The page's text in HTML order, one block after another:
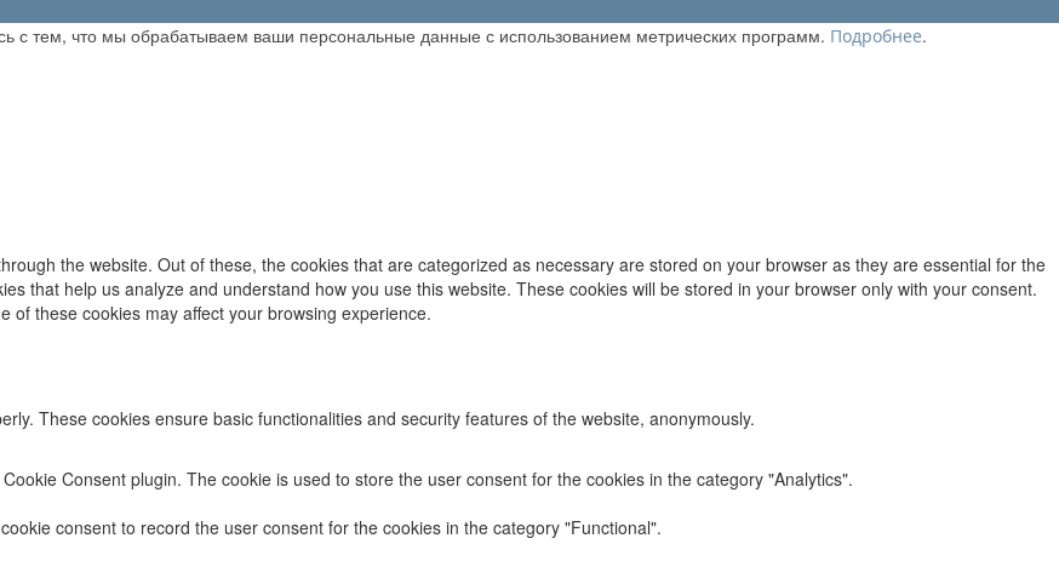
с тем, что мы обрабатываем ваши персональные данные с использованием метрических программ. Подробнее.
the website. Out of these, the cookies that are categorized as necessary are stored on your browser as they are essential for the
that help us analyze and understand how you use this website. These cookies will be stored in your browser only with your consent.
of these cookies may affect your browsing experience.
These cookies ensure basic functionalities and security features of the website, anonymously.
Consent plugin. The cookie is used to store the user consent for the cookies in the category "Analytics".
consent to record the user consent for the cookies in the category "Functional".